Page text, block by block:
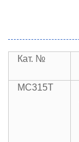
Кат. №
МС315Т